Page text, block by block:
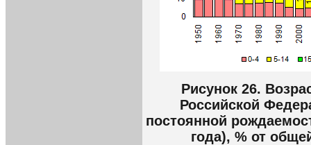
Рисунок 26.
Российской
постоянной
года), % от